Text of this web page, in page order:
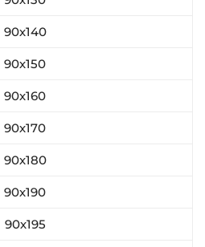
90х140
90х150
90х160
90х170
90х180
90х190
90х195